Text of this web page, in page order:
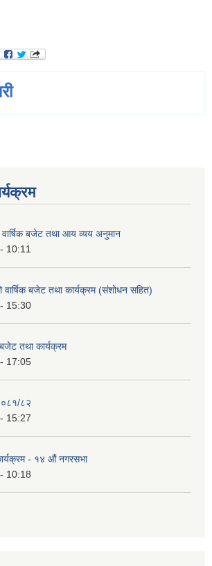
बजेट तथा आय व्यय अनुमान
10:11
बजेट तथा कार्यक्रम (संशोधन सहित)
15:30
तथा कार्यक्रम
17:05
८२
15:27
- १४ औं नगरसभा
10:18